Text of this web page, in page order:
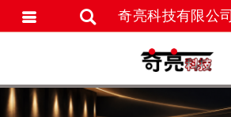
奇亮科技有限公司
會員登入
忘記密碼